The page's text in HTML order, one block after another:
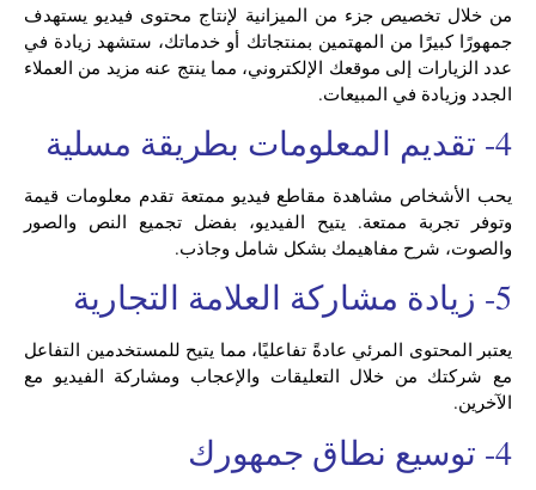
من خلال تخصيص جزء من الميزانية لإنتاج محتوى فيديو يستهدف
جمهورًا كبيرًا من المهتمين بمنتجاتك أو خدماتك، ستشهد زيادة في
عدد الزيارات إلى موقعك الإلكتروني، مما ينتج عنه مزيد من العملاء
الجدد وزيادة في المبيعات.
4- تقديم المعلومات بطريقة مسلية
يحب الأشخاص مشاهدة مقاطع فيديو ممتعة تقدم معلومات قيمة
وتوفر تجربة ممتعة. يتيح الفيديو، بفضل تجميع النص والصور
والصوت، شرح مفاهيمك بشكل شامل وجاذب.
5- زيادة مشاركة العلامة التجارية
يعتبر المحتوى المرئي عادةً تفاعليًا، مما يتيح للمستخدمين التفاعل
مع شركتك من خلال التعليقات والإعجاب ومشاركة الفيديو مع
الآخرين.
4- توسيع نطاق جمهورك